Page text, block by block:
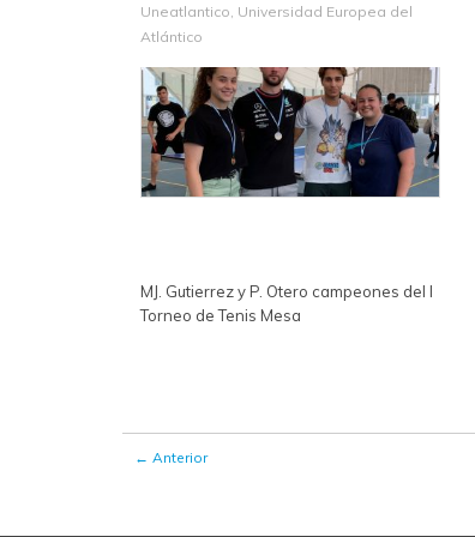
Uneatlantico Universidad Europea del
Atlántico
MJ. Gutierrez y P. Otero campeones del I
Torneo de Tenis Mesa
← Anterior